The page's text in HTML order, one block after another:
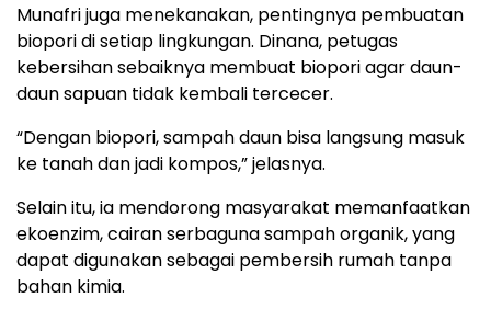
Munafri juga menekanakan, pentingnya pembuatan
biopori di setiap lingkungan. Dinana, petugas
kebersihan sebaiknya membuat biopori agar daun-
daun sapuan tidak kembali tercecer.
“Dengan biopori, sampah daun bisa langsung masuk
ke tanah dan jadi kompos,” jelasnya.
Selain itu, ia mendorong masyarakat memanfaatkan
ekoenzim, cairan serbaguna sampah organik, yang
dapat digunakan sebagai pembersih rumah tanpa
bahan kimia.